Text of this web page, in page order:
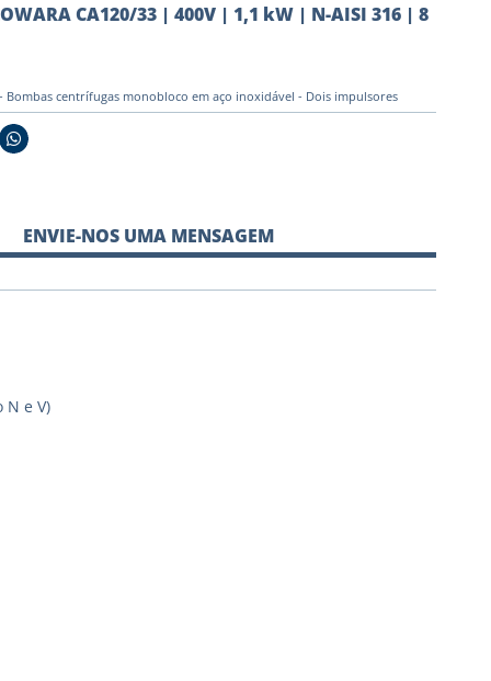
CA120/33 | 400V | 1,1 kW | N-AISI 316 | 8
- Bombas centrífugas monobloco em aço inoxidável - Dois impulsores
ENVIE-NOS UMA MENSAGEM
N e V)